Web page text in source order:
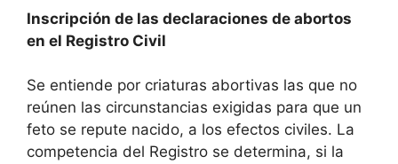
Inscripción de las declaraciones de abortos
en el Registro Civil
Se entiende por criaturas abortivas las que no
reúnen las circunstancias exigidas para que un
feto se repute nacido, a los efectos civiles. La
competencia del Registro se determina, si la